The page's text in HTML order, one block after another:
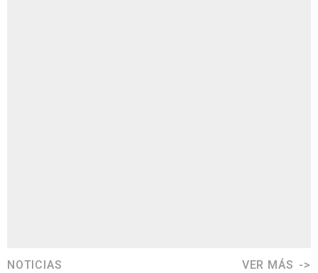
NOTICIAS VER MÁS